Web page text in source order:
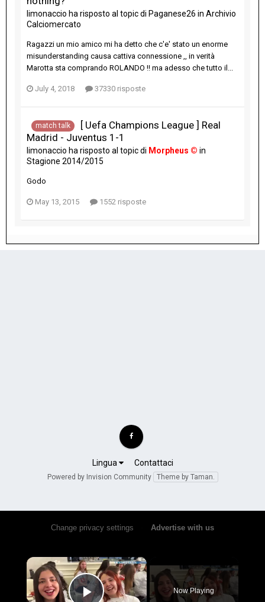
limonaccio ha risposto al topic di Paganese26 in Archivio
Calciomercato
Ragazzi un mio amico mi ha detto che c'e' stato un enorme
misunderstanding causa cattiva connessione ,, in verità
Marotta sta comprando ROLANDO !! ma adesso che tutto il...
July 4, 2018 37330 risposte
match talk
[ Uefa Champions League ] Real
Madrid - Juventus 1-1
limonaccio ha risposto al topic di Morpheus © in
Stagione 2014/2015
Godo
May 13, 2015 1552 risposte
Lingua Contattaci
Powered by Invision Community Theme by Taman.
Change privacy settings Advertise with us
×
Now Playing